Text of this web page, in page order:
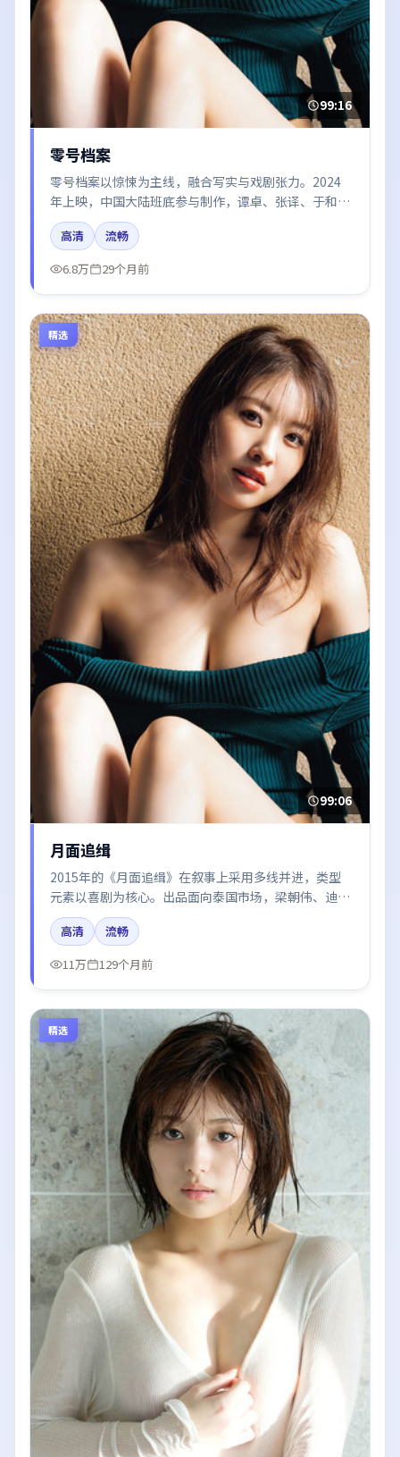
99:16
零号档案
零号档案以惊悚为主线，融合写实与戏剧张力。2024
年上映，中国大陆班底参与制作，谭卓、张译、于和
伟、胡歌在片中呈现细腻表演，影像风格统一，配乐与
剪辑强化了情绪曲线。
高清
流畅
6.8万
29个月前
精选
99:06
月面追缉
2015年的《月面追缉》在叙事上采用多线并进，类型
元素以喜剧为核心。出品面向泰国市场，梁朝伟、迪丽
热巴、赵丽颖、肖战所饰角色推动关键反转，结尾留白
引发讨论。
高清
流畅
11万
129个月前
精选